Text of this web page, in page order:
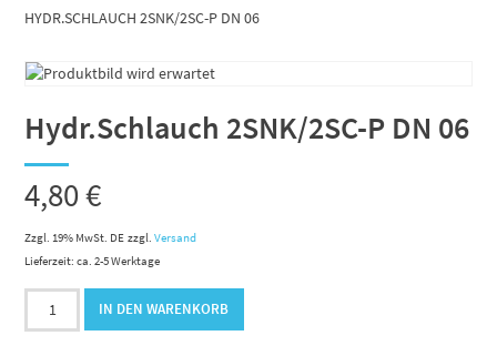
HYDR.SCHLAUCH 2SNK/2SC-P DN 06
Hydr.Schlauch 2SNK/2SC-P DN 06
4,80€
Zzgl. 19% MwSt. DE zzgl.Versand
Lieferzeit: ca. 2-5 Werktage
Hydr.Schlauch
2SNK/2SC-
IN DEN WARENKORB